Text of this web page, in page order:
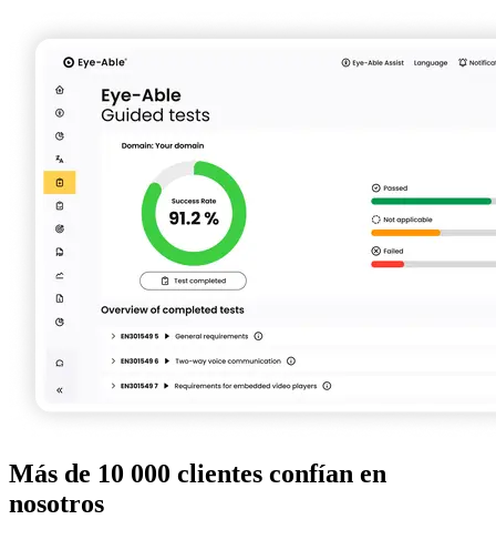
Más de 10 000 clientes confían en
nosotros